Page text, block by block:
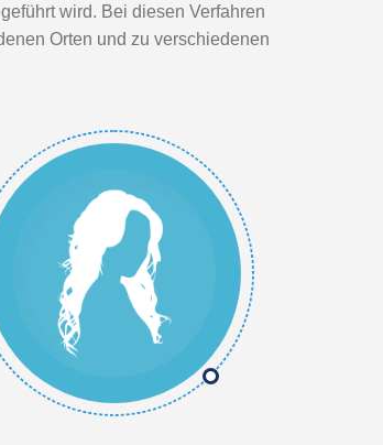
wird. Bei diesen Verfahren
Orten und zu verschiedenen